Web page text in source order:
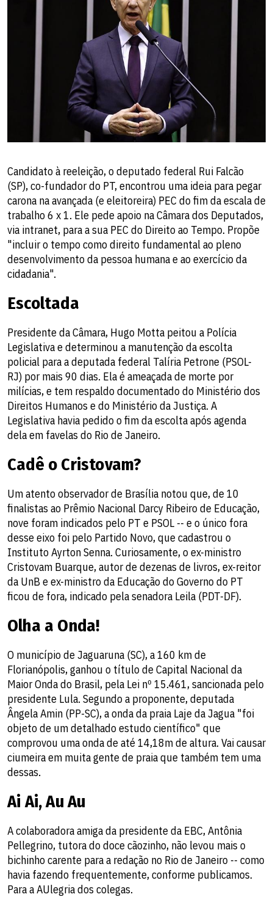
Candidato à reeleição, o deputado federal Rui Falcão
(SP), co-fundador do PT, encontrou uma ideia para pegar
carona na avançada (e eleitoreira) PEC do fim da escala de
trabalho 6 x 1. Ele pede apoio na Câmara dos Deputados,
via intranet, para a sua PEC do Direito ao Tempo. Propõe
"incluir o tempo como direito fundamental ao pleno
desenvolvimento da pessoa humana e ao exercício da
cidadania".
Escoltada
Presidente da Câmara, Hugo Motta peitou a Polícia
Legislativa e determinou a manutenção da escolta
policial para a deputada federal Talíria Petrone (PSOL-
RJ) por mais 90 dias. Ela é ameaçada de morte por
milícias, e tem respaldo documentado do Ministério dos
Direitos Humanos e do Ministério da Justiça. A
Legislativa havia pedido o fim da escolta após agenda
dela em favelas do Rio de Janeiro.
Cadê o Cristovam?
Um atento observador de Brasília notou que, de 10
finalistas ao Prêmio Nacional Darcy Ribeiro de Educação,
nove foram indicados pelo PT e PSOL -- e o único fora
desse eixo foi pelo Partido Novo, que cadastrou o
Instituto Ayrton Senna. Curiosamente, o ex-ministro
Cristovam Buarque, autor de dezenas de livros, ex-reitor
da UnB e ex-ministro da Educação do Governo do PT
ficou de fora, indicado pela senadora Leila (PDT-DF).
Olha a Onda!
O município de Jaguaruna (SC), a 160 km de
Florianópolis, ganhou o título de Capital Nacional da
Maior Onda do Brasil, pela Lei nº 15.461, sancionada pelo
presidente Lula. Segundo a proponente, deputada
Ângela Amin (PP-SC), a onda da praia Laje da Jagua "foi
objeto de um detalhado estudo científico" que
comprovou uma onda de até 14,18m de altura. Vai causar
ciumeira em muita gente de praia que também tem uma
dessas.
Ai Ai, Au Au
A colaboradora amiga da presidente da EBC, Antônia
Pellegrino, tutora do doce cãozinho, não levou mais o
bichinho carente para a redação no Rio de Janeiro -- como
havia fazendo frequentemente, conforme publicamos.
Para a AUlegria dos colegas.